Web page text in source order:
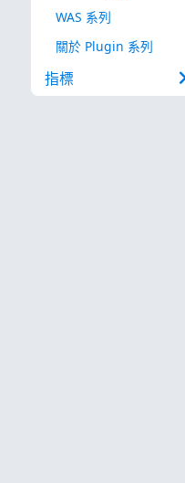
WAS 系列
關於 Plugin 系列
指標